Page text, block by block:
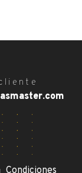
Condiciones